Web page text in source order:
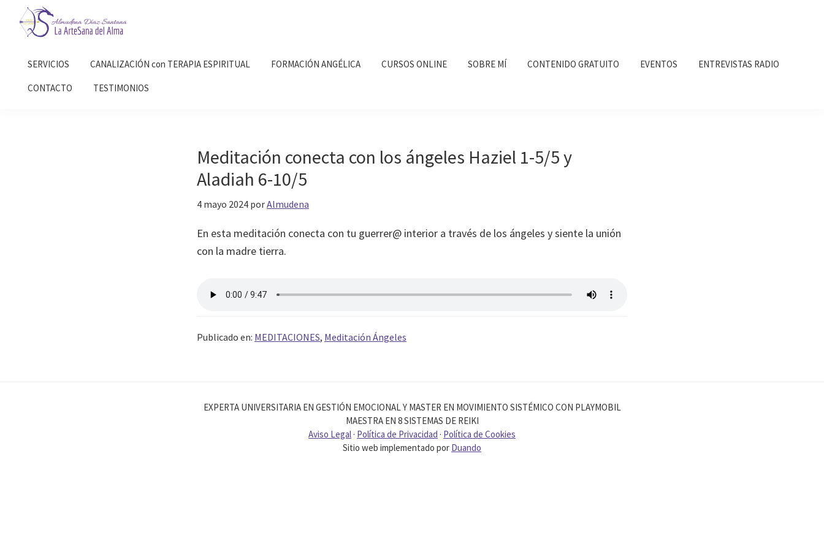
Saltar
navegación
Saltar
principal
Díaz
Santana
Artesana
del
SERVICIOS CANALIZACIÓN con TERAPIA ESPIRITUAL FORMACIÓN ANGÉLICA CURSOS ONLINE SOBRE MÍ CONTENIDO GRATUITO EVENTOS ENTREVISTAS RADIO
CONTACTO TESTIMONIOS
Meditación conecta con los ángeles Haziel 1-5/5 y
Aladiah 6-10/5
4 mayo 2024 porAlmudena
En esta meditación conecta con tu guerrer@ interior a través de los ángeles y siente la unión
con la madre tierra.
Publicado en: MEDITACIONES, Meditación Ángeles
EXPERTA UNIVERSITARIA EN GESTIÓN EMOCIONAL Y MASTER EN MOVIMIENTO SISTÉMICO CON PLAYMOBIL
MAESTRA EN 8 SISTEMAS DE REIKI
Aviso Legal · Política de Privacidad · Política de Cookies
Sitio web implementado por Duando